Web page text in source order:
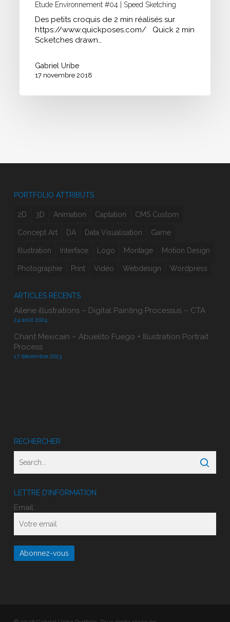
Etude Environnement #04 | Speed Sketching
Des petits croquis de 2 min réalisés sur
https://www.quickposes.com/ Quick 2 min
Scketches drawn…
Gabriel Uribe
17 novembre 2018
PORTFOLIO ATTRIBUTS
2D 3D Animation Captation CMS Custom
Concept Art DA Data Visualisation Game
Illustration Interface Logo Montage Motion Design
Photographie Print Vidéo Webdesign Wordpress
ARTICLES RÉCENTS
Ailene illustrations – Digital Painting Processus – CTA
24 août 2024
Chant Mexicain – Abuelito Fuego + Illustration Portrait
Process
17 décembre 2023
RECHERCHER
LETTRE D’INFORMATION
Email: